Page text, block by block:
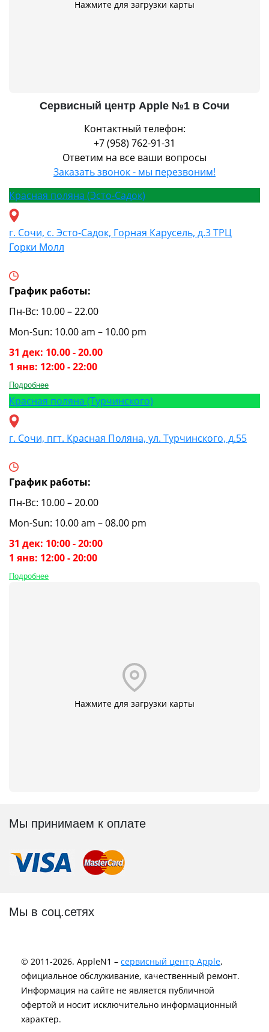
Нажмите для загрузки карты
Сервисный центр Apple №1 в Сочи
Контактный телефон:
+7 (958) 762-91-31
Ответим на все ваши вопросы
Заказать звонок - мы перезвоним!
Красная поляна (Эсто-Садок)
г. Сочи, с. Эсто-Садок, Горная Карусель, д.3 ТРЦ
Горки Молл
График работы:
Пн-Вс: 10.00 – 22.00
Mon-Sun: 10.00 am – 10.00 pm
31 дек: 10.00 - 20.00
1 янв: 12:00 - 22:00
Подробнее
Красная поляна (Турчинского)
г. Сочи, пгт. Красная Поляна, ул. Турчинского, д.55
График работы:
Пн-Вс: 10.00 – 20.00
Mon-Sun: 10.00 am – 08.00 pm
31 дек: 10:00 - 20:00
1 янв: 12:00 - 20:00
Подробнее
Нажмите для загрузки карты
Мы принимаем к оплате
Мы в соц.сетях
© 2011-2026. AppleN1 – сервисный центр Apple,
официальное обслуживание, качественный ремонт.
Информация на сайте не является публичной
офертой и носит исключительно информационный
характер.